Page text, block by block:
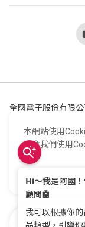
全國電子股份有限
Copyright ©2026©
本網站使用
同意我們使用